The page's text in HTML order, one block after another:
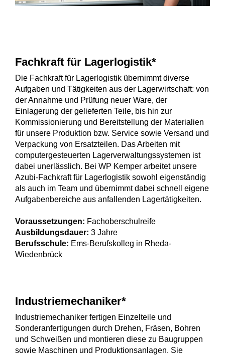
Fachkraft für Lagerlogistik*
Die Fachkraft für Lagerlogistik übernimmt diverse
Aufgaben und Tätigkeiten aus der Lagerwirtschaft: von
der Annahme und Prüfung neuer Ware, der
Einlagerung der gelieferten Teile, bis hin zur
Kommissionierung und Bereitstellung der Materialien
für unsere Produktion bzw. Service sowie Versand und
Verpackung von Ersatzteilen. Das Arbeiten mit
computergesteuerten Lagerverwaltungssystemen ist
dabei unerlässlich. Bei WP Kemper arbeitet unsere
Azubi-Fachkraft für Lagerlogistik sowohl eigenständig
als auch im Team und übernimmt dabei schnell eigene
Aufgabenbereiche aus anfallenden Lagertätigkeiten.
Voraussetzungen: Fachoberschulreife
Ausbildungsdauer: 3 Jahre
Berufsschule: Ems-Berufskolleg in Rheda-
Wiedenbrück
Industriemechaniker*
Industriemechaniker fertigen Einzelteile und
Sonderanfertigungen durch Drehen, Fräsen, Bohren
und Schweißen und montieren diese zu Baugruppen
sowie Maschinen und Produktionsanlagen. Sie